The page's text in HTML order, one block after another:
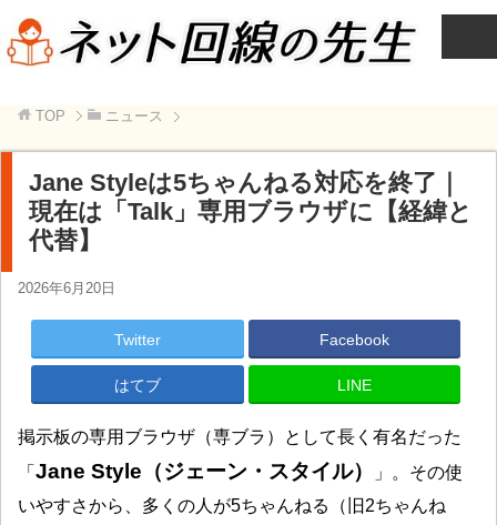
TOP ニュース
Jane Styleは5ちゃんねる対応を終了｜
現在は「Talk」専用ブラウザに【経緯と
代替】
2026年6月20日
Twitter Facebook
はてブ LINE
掲示板の専用ブラウザ（専ブラ）として長く有名だった
「 Jane Style（ジェーン・スタイル）
」。その使
いやすさから、多くの人が5ちゃんねる（旧2ちゃんね